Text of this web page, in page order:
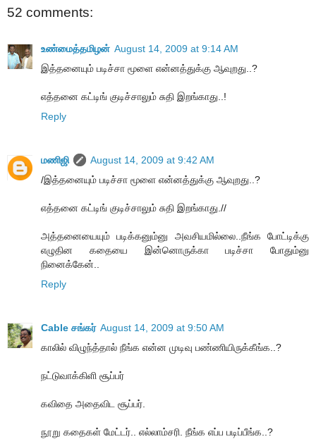
52 comments:
உண்மைத்தமிழன் August 14, 2009 at 9:14 AM
இத்தனையும் படிச்சா மூளை என்னத்துக்கு ஆவுறது..?
எத்தனை கட்டிங் குடிச்சாலும் சுதி இறங்காது..!
Reply
மணிஜி
August 14, 2009 at 9:42 AM
/இத்தனையும் படிச்சா மூளை என்னத்துக்கு ஆவுறது..?
எத்தனை கட்டிங் குடிச்சாலும் சுதி இறங்காது.//
அத்தனையையும் படிக்கனும்னு அவசியமில்லை..நீங்க போட்டிக்கு
எழுதின கதையை இன்னொருக்கா படிச்சா போதும்னு
நினைக்கேன்..
Reply
Cable சங்கர் August 14, 2009 at 9:50 AM
காலில் விழுந்த்தால் நீங்க என்ன முடிவு பண்ணியிருக்கீங்க..?
நட்டுவாக்கிளி சூப்பர்
கவிதை அதைவிட சூப்பர்.
நூறு கதைகள் மேட்டர்.. எல்லாம்சரி. நீங்க எப்ப படிப்பீங்க..?